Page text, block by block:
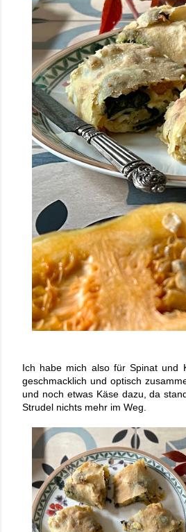
Ich habe mich also für Spinat und
geschmacklich und optisch
und noch etwas Käse dazu, da
Strudel nichts mehr im Weg.